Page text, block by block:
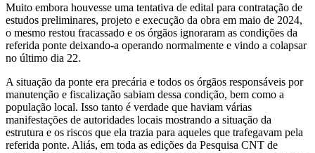
Muito embora houvesse uma tentativa de edital para contratação de
estudos preliminares, projeto e execução da obra em maio de 2024,
o mesmo restou fracassado e os órgãos ignoraram as condições da
referida ponte deixando-a operando normalmente e vindo a colapsar
no último dia 22.
A situação da ponte era precária e todos os órgãos responsáveis por
manutenção e fiscalização sabiam dessa condição, bem como a
população local. Isso tanto é verdade que haviam várias
manifestações de autoridades locais mostrando a situação da
estrutura e os riscos que ela trazia para aqueles que trafegavam pela
referida ponte. Aliás, em toda as edições da Pesquisa CNT de